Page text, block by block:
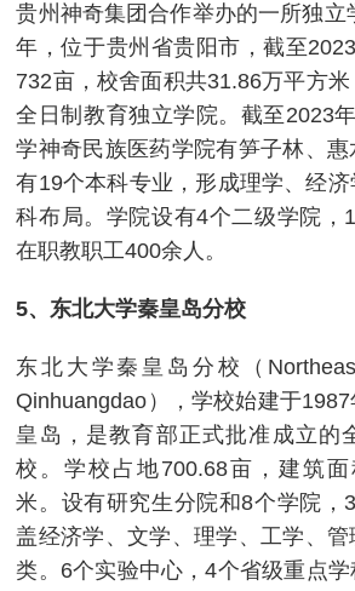
贵州神奇集团合作举办的一所独立
年，位于贵州省贵阳市，截至
732亩，校舍面积共31.86万平方
全日制教育独立学院。截至2023
学神奇民族医药学院有笋子林、
有19个本科专业，形成理学、经
科布局。学院设有4个二级学院，
在职教职工400余人。
5、东北大学秦皇岛分校
东北大学秦皇岛分校（
Qinhuangdao），学校始建于
皇岛，是教育部正式批准成立的
校。学校占地700.68亩，建筑面
米。设有研究生分院和8个学院，
盖经济学、文学、理学、工学、
类。6个实验中心，4个省级重点